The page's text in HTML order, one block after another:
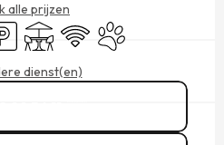
alle prijzen
Terras Wifi Dieren toegelaten
dienst(en)